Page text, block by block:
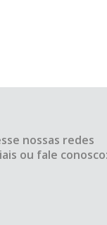
nossas redes
ou fale conosco: